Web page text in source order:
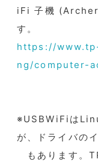
iFi 子機
す。
https://
ng/computer-
※USBWiFiは
が、ドライバの
もあります。